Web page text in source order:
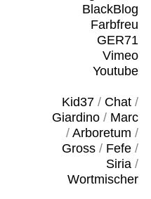
BlackBlog
Farbfreu
GER71
Vimeo
Youtube
Kid37/ Chat/
Giardino/ Marc
/ Arboretum /
Gross/ Fefe/
Siria/
Wortmischer